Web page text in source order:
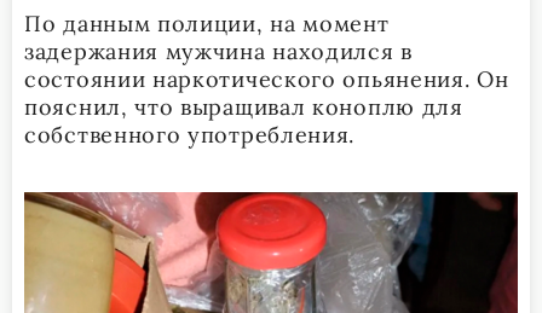
По данным полиции, на момент
задержания мужчина находился в
состоянии наркотического опьянения. Он
пояснил, что выращивал коноплю для
собственного употребления.